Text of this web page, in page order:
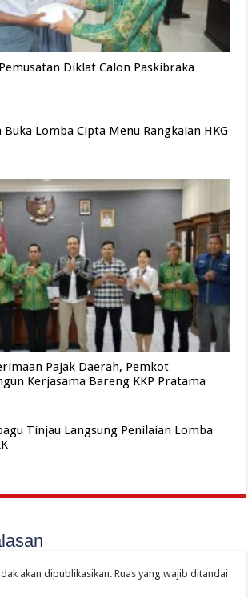
Diklat Calon Paskibraka
Lomba Cipta Menu Rangkaian HKG
Pajak Daerah, Pemkot
Kerjasama Bareng KKP Pratama
Tinjau Langsung Penilaian Lomba
akan dipublikasikan. Ruas yang wajib ditandai